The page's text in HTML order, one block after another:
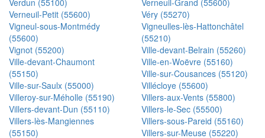
Verdun (55100)
Verneuil-Grand (55600)
Verneuil-Petit (55600)
Véry (55270)
Vigneul-sous-Montmédy
(55600)
Vigneulles-lès-Hattonchâtel
(55210)
Vignot (55200)
Ville-devant-Belrain (55260)
Ville-devant-Chaumont
(55150)
Ville-en-Woëvre (55160)
Ville-sur-Cousances (55120)
Ville-sur-Saulx (55000)
Villécloye (55600)
Villeroy-sur-Méholle (55190)
Villers-aux-Vents (55800)
Villers-devant-Dun (55110)
Villers-le-Sec (55500)
Villers-lès-Mangiennes
(55150)
Villers-sous-Pareid (55160)
Villers-sur-Meuse (55220)